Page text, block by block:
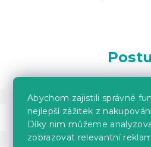
Abychom zajistili správné
nejlepší zážitek z
Díky nim můžeme
zobrazovat relevantní
Uvařtebulgurdle pokynů na
teplotu.
Nakrájejterajčata,okurku,